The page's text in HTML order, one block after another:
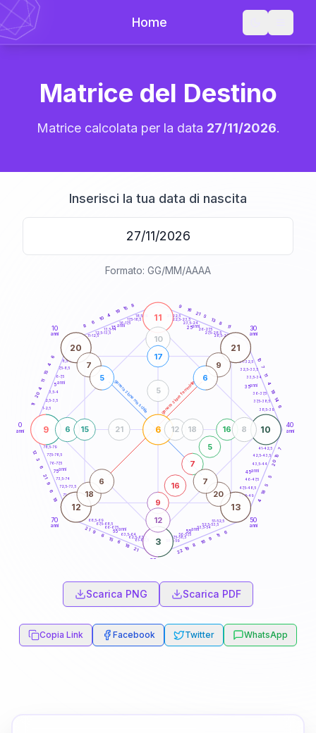
Home
Matrice del Destino
Matrice calcolata per la data 27/11/2026.
Inserisci la tua data di nascita
Formato: GG/MM/AAAA
generazione maschile generazione femminile
0
anni
10
anni
30
anni
40
anni
50
anni
60
70
anni
1-2,5
2,5-3,5
3,5-4
6-7,5
7,5-8,5
8,5-9
11-12,5
12,5-13,5
13,5-14
16-17,5
17,5-18,5
18,5-19
21-22,5
22,5-23,5
23,5-24
26-27,5
27,5-28,5
28,5-29
31-32,5
32,5-33,5
33,5-34
36-37,5
37,5-38,5
38,5-39
41-42,5
42,5-43,5
43,5-44
46-47,5
47,5-48,5
48,5-49
51-52,5
52,5-53,5
53,5-54
56-57,5
57,5-58,5
58,5-59
61-62,5
62,5-63,5
63,5-64
66-67,5
67,5-68,5
68,5-69
71-72,5
72,5-73,5
73,5-74
76-77,5
77,5-78,5
78,5-79
11
20
4
11
15
4
6
8
6
10
4
19
15
8 9
16
21 5
13 8
11
10
7
11
4
18
14
6
7
15
20
5
5
18
4
6
11
9
16
8
19
22
21
18
6
15
6
9
21
18
6
9
21
6
3
12
9
11
10
3
6
20 21
12 13
9
16
7
5
16
6
10
8
12
15
17
12 18
21
5
7
5
9
6
18
6
20
7
5anni
15 anni 25anni
35anni
45anni
55anni
65anni
75anni
Scarica PNG Scarica PDF
Copia Link Facebook Twitter WhatsApp